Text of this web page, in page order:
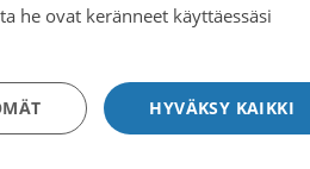
he ovat keränneet käyttäessäsi
HYVÄKSY KAIKKI